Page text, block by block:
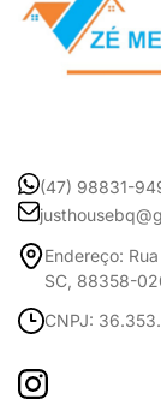
(47) 98831-
Endereço:
SC, 88358-
CNPJ: